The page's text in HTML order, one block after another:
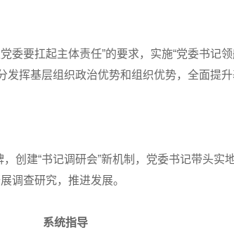
要扛起主体责任”的要求，实施“党委书记领
发挥基层组织政治优势和组织优势，全面提升
建“书记调研会”新机制，党委书记带头实
调查研究，推进发展。
系统指导